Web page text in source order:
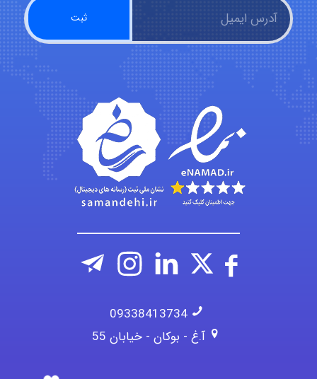
emami
ehtesham
09338413734
آ.غ - بوکان - خیابان 55